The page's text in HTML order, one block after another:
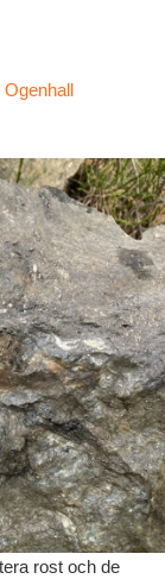
Ogenhall
rost och de